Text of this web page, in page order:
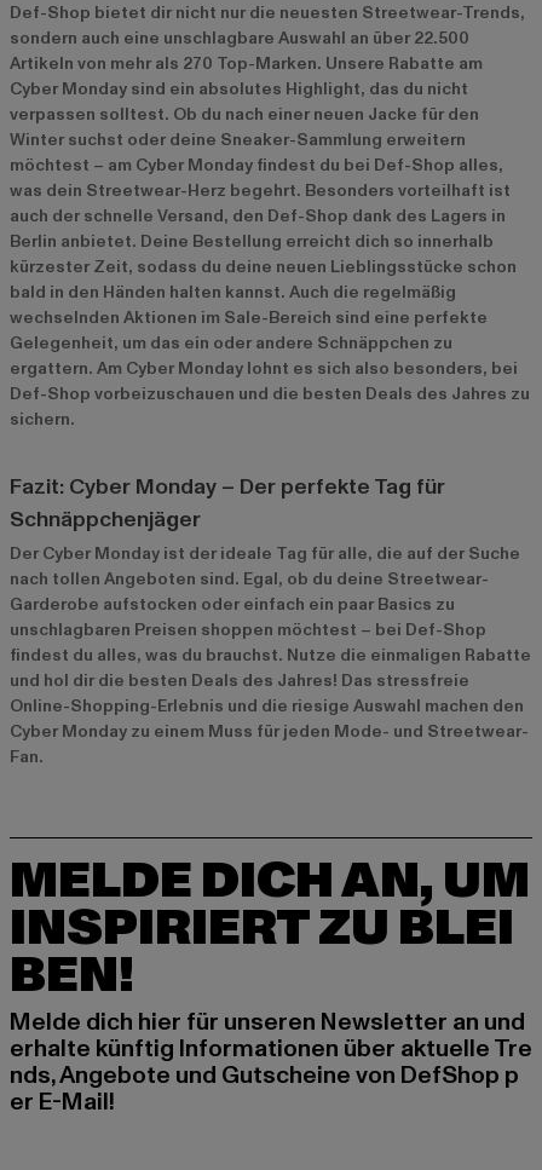
Def-Shop bietet dir nicht nur die neuesten Streetwear-Trends,
sondern auch eine unschlagbare Auswahl an über 22.500
Artikeln von mehr als 270 Top-Marken. Unsere Rabatte am
Cyber Monday sind ein absolutes Highlight, das du nicht
verpassen solltest. Ob du nach einer neuen Jacke für den
Winter suchst oder deine Sneaker-Sammlung erweitern
möchtest – am Cyber Monday findest du bei Def-Shop alles,
was dein Streetwear-Herz begehrt. Besonders vorteilhaft ist
auch der schnelle Versand, den Def-Shop dank des Lagers in
Berlin anbietet. Deine Bestellung erreicht dich so innerhalb
kürzester Zeit, sodass du deine neuen Lieblingsstücke schon
bald in den Händen halten kannst. Auch die regelmäßig
wechselnden Aktionen im Sale-Bereich sind eine perfekte
Gelegenheit, um das ein oder andere Schnäppchen zu
ergattern. Am Cyber Monday lohnt es sich also besonders, bei
Def-Shop vorbeizuschauen und die besten Deals des Jahres zu
sichern.
Fazit: Cyber Monday – Der perfekte Tag für
Schnäppchenjäger
Der Cyber Monday ist der ideale Tag für alle, die auf der Suche
nach tollen Angeboten sind. Egal, ob du deine Streetwear-
Garderobe aufstocken oder einfach ein paar Basics zu
unschlagbaren Preisen shoppen möchtest – bei Def-Shop
findest du alles, was du brauchst. Nutze die einmaligen Rabatte
und hol dir die besten Deals des Jahres! Das stressfreie
Online-Shopping-Erlebnis und die riesige Auswahl machen den
Cyber Monday zu einem Muss für jeden Mode- und Streetwear-
Fan.
MELDE DICH AN, UM
INSPIRIERT ZU BLEI
BEN!
Melde dich hier für unseren Newsletter an und
erhalte künftig Informationen über aktuelle Tre
nds, Angebote und Gutscheine von DefShop p
er E-Mail!